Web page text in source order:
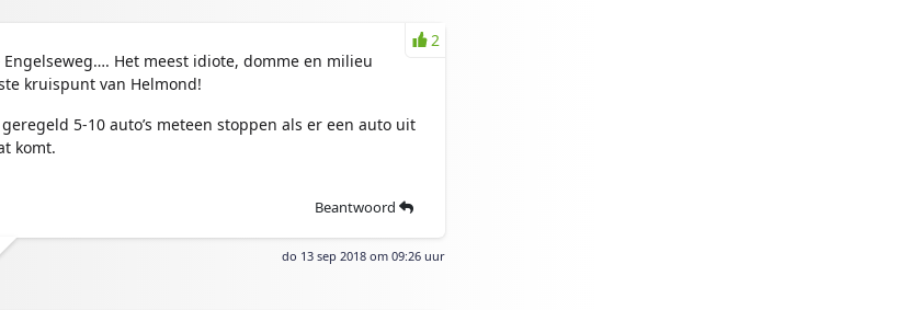
Engelseweg…. Het meest idiote, domme en milieu
kruispunt van Helmond!
5-10 auto’s meteen stoppen als er een auto uit
komt.
Beantwoord
do 13 sep 2018 om 09:26 uur
2